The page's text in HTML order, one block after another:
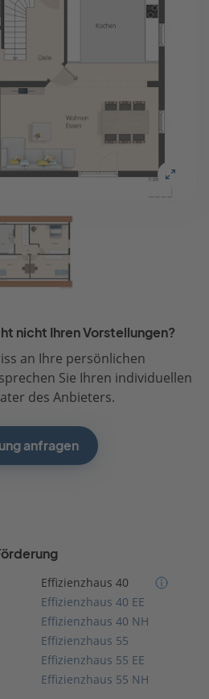
nicht Ihren Vorstellungen?
an Ihre persönlichen
Sie Ihren individuellen
des Anbieters.
anfragen
Effizienzhaus 40
Effizienzhaus 40 EE
Effizienzhaus 40 NH
Effizienzhaus 55
Effizienzhaus 55 EE
Effizienzhaus 55 NH